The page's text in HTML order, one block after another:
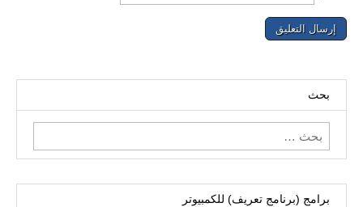
بحث
البحث
عن:
برامج (برنامج تعريف) للكمبيوتر